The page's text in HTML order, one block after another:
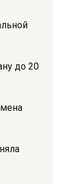
до 20